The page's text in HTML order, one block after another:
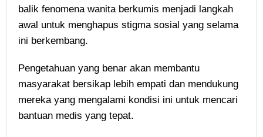
balik fenomena wanita berkumis menjadi langkah
awal untuk menghapus stigma sosial yang selama
ini berkembang.
Pengetahuan yang benar akan membantu
masyarakat bersikap lebih empati dan mendukung
mereka yang mengalami kondisi ini untuk mencari
bantuan medis yang tepat.